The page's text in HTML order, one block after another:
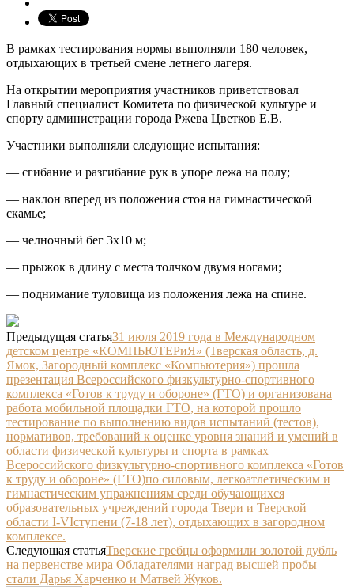
В рамках тестирования нормы выполняли 180 человек,
отдыхающих в третьей смене летнего лагеря.
На открытии мероприятия участников приветствовал
Главный специалист Комитета по физической культуре и
спорту администрации города Ржева Цветков Е.В.
Участники выполняли следующие испытания:
— сгибание и разгибание рук в упоре лежа на полу;
— наклон вперед из положения стоя на гимнастической
скамье;
— челночный бег 3х10 м;
— прыжок в длину с места толчком двумя ногами;
— поднимание туловища из положения лежа на спине.
Предыдущая статья31 июля 2019 года в Международном
детском центре «КОМПЬЮТЕРиЯ» (Тверская область, д.
Ямок, Загородный комплекс «Компьютерия») прошла
презентация Всероссийского физкультурно-спортивного
комплекса «Готов к труду и обороне» (ГТО) и организована
работа мобильной площадки ГТО, на которой прошло
тестирование по выполнению видов испытаний (тестов),
нормативов, требований к оценке уровня знаний и умений в
области физической культуры и спорта в рамках
Всероссийского физкультурно-спортивного комплекса «Готов
к труду и обороне» (ГТО)по силовым, легкоатлетическим и
гимнастическим упражнениям среди обучающихся
образовательных учреждений города Твери и Тверской
области I-VIступени (7-18 лет), отдыхающих в загородном
комплексе.
Следующая статьяТверские гребцы оформили золотой дубль
на первенстве мира Обладателями наград высшей пробы
стали Дарья Харченко и Матвей Жуков.